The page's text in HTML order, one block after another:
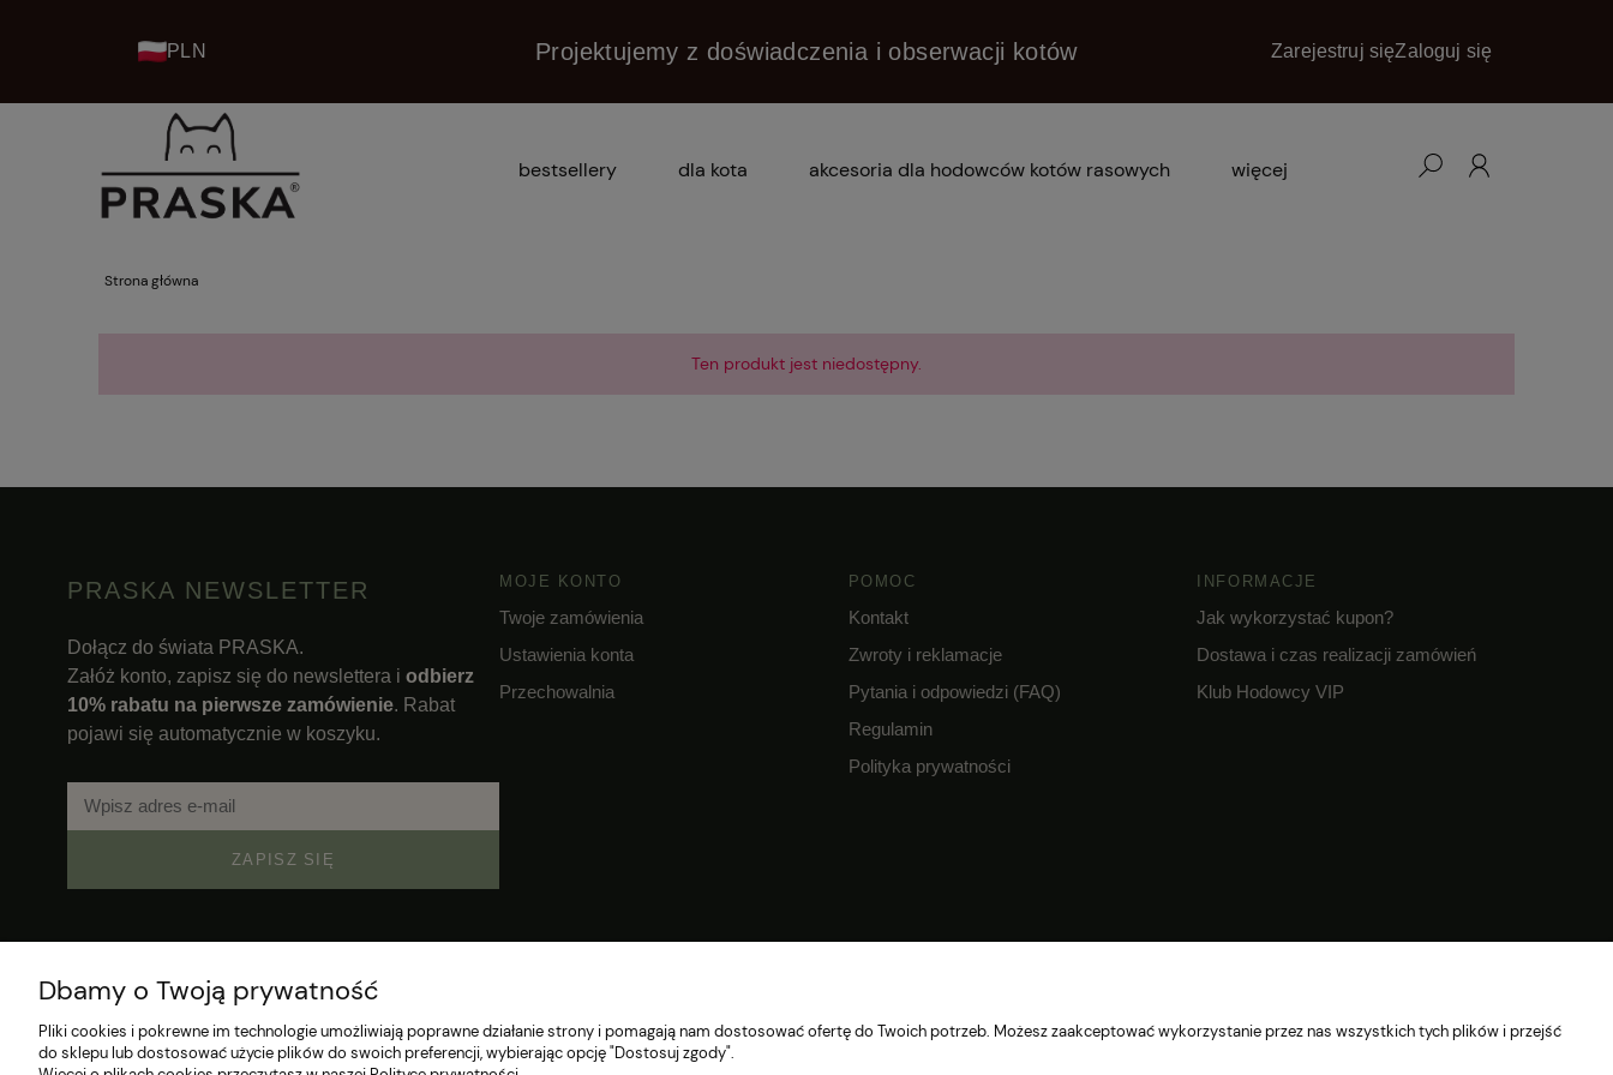
PLN Projektujemy z doświadczenia i obserwacji kotów Zarejestruj sięZaloguj się
bestsellery dla kota akcesoria dla hodowców kotów rasowych więcej
Strona główna
Ten produkt jest niedostępny.
PRASKA NEWSLETTER
Dołącz do świata PRASKA.
Załóż konto, zapisz się do newslettera i odbierz
10% rabatu na pierwsze zamówienie. Rabat
pojawi się automatycznie w koszyku.
ZAPISZ SIĘ
MOJE KONTO
Twoje zamówienia
Ustawienia konta
Przechowalnia
POMOC
Kontakt
Zwroty i reklamacje
Pytania i odpowiedzi (FAQ)
Regulamin
Polityka prywatności
INFORMACJE
Jak wykorzystać kupon?
Dostawa i czas realizacji zamówień
Klub Hodowcy VIP
Dbamy o Twoją prywatność
Pliki cookies i pokrewne im technologie umożliwiają poprawne działanie strony i pomagają nam dostosować ofertę do Twoich potrzeb. Możesz zaakceptować wykorzystanie przez nas wszystkich tych plików i przejść
do sklepu lub dostosować użycie plików do swoich preferencji, wybierając opcję "Dostosuj zgody".